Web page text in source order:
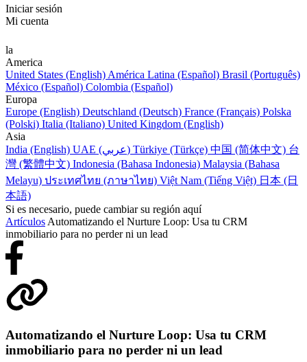
Iniciar sesión
Mi cuenta
la
America
United States (English) América Latina (Español) Brasil (Português)
México (Español) Colombia (Español)
Europa
Europe (English) Deutschland (Deutsch) France (Français) Polska
(Polski) Italia (Italiano) United Kingdom (English)
Asia
India (English)
UAE (عربي) Türkiye (Türkçe) 中国 (简体中文) 台
灣 (繁體中文) Indonesia (Bahasa Indonesia) Malaysia (Bahasa
Melayu) ประเทศไทย (ภาษาไทย) Việt Nam (Tiếng Việt) 日本 (日
本語)
Si es necesario, puede cambiar su región aquí
Artículos Automatizando el Nurture Loop: Usa tu CRM
inmobiliario para no perder ni un lead
Automatizando el Nurture Loop: Usa tu CRM
inmobiliario para no perder ni un lead